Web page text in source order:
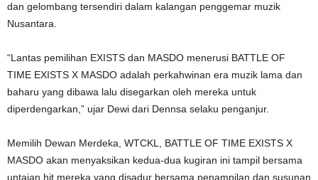
dan gelombang tersendiri dalam kalangan penggemar muzik
Nusantara.
“Lantas pemilihan EXISTS dan MASDO menerusi BATTLE OF
TIME EXISTS X MASDO adalah perkahwinan era muzik lama dan
baharu yang dibawa lalu disegarkan oleh mereka untuk
diperdengarkan,” ujar Dewi dari Dennsa selaku penganjur.
Memilih Dewan Merdeka, WTCKL, BATTLE OF TIME EXISTS X
MASDO akan menyaksikan kedua-dua kugiran ini tampil bersama
untaian hit mereka yang disadur bersama penampilan dan susunan